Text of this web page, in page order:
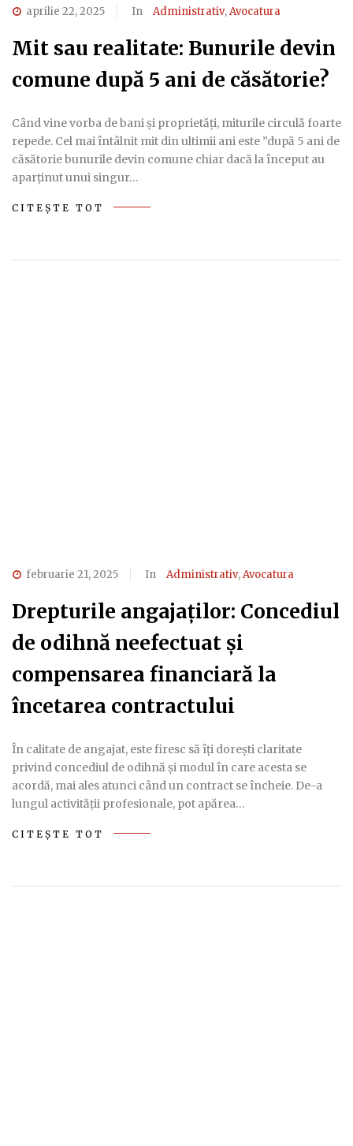
aprilie 22, 2025 In Administrativ,Avocatura
Mit sau realitate: Bunurile devin
comune după 5 ani de căsătorie?
Când vine vorba de bani și proprietăți, miturile circulă foarte
repede. Cel mai întâlnit mit din ultimii ani este ”după 5 ani de
căsătorie bunurile devin comune chiar dacă la început au
aparţinut unui singur…
CITEȘTE TOT
februarie 21, 2025 In Administrativ,Avocatura
Drepturile angajaților: Concediul
de odihnă neefectuat și
compensarea financiară la
încetarea contractului
În calitate de angajat, este firesc să îți dorești claritate
privind concediul de odihnă și modul în care acesta se
acordă, mai ales atunci când un contract se încheie. De-a
lungul activității profesionale, pot apărea…
CITEȘTE TOT